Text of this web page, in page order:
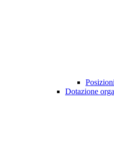
Dotazione